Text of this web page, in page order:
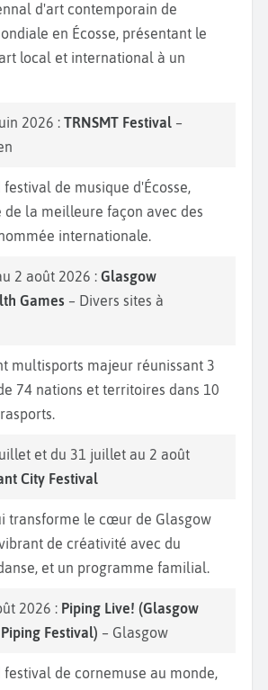
d'art contemporain de
en Écosse, présentant le
local et international à un
2026 : TRNSMT Festival –
de musique d'Écosse,
de la meilleure façon avec des
internationale.
2 août 2026 : Glasgow
Games – Divers sites à
multisports majeur réunissant 3
74 nations et territoires dans 10
et du 31 juillet au 2 août
City Festival
transforme le cœur de Glasgow
de créativité avec du
et un programme familial.
2026 : Piping Live! (Glasgow
Festival) – Glasgow
festival de cornemuse au monde,